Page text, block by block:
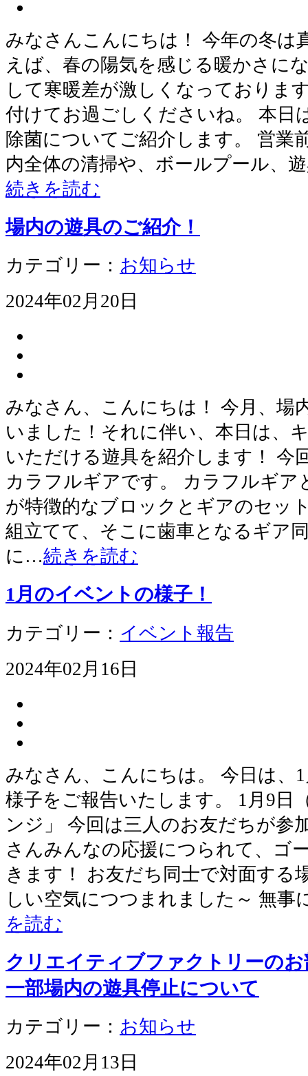
みなさんこんにちは！ 今年の冬は
えば、春の陽気を感じる暖かさに
して寒暖差が激しくなっておりま
付けてお過ごしくださいね。 本日
除菌についてご紹介します。 営業
内全体の清掃や、ボールプール、
続きを読む
場内の遊具のご紹介！
カテゴリー： お知らせ
2024年02月20日
みなさん、こんにちは！ 今月、場
いました！それに伴い、本日は、
いただける遊具を紹介します！ 今
カラフルギアです。 カラフルギア
が特徴的なブロックとギアのセッ
組立てて、そこに歯車となるギア
に…続きを読む
1月のイベントの様子！
カテゴリー： イベント報告
2024年02月16日
みなさん、こんにちは。 今日は、
様子をご報告いたします。 1月9日
ンジ」 今回は三人のお友だちが参
さんみんなの応援につられて、ゴ
きます！ お友だち同士で対面する
しい空気につつまれました～ 無
を読む
クリエイティブファクトリーの
一部場内の遊具停止について
カテゴリー： お知らせ
2024年02月13日